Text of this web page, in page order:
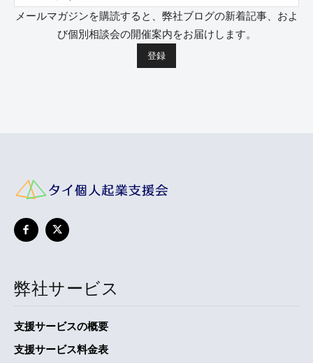
メールマガジンを購読すると、弊社ブログの新着記事、およ
び個別相談会の開催案内をお届けします。
弊社サービス
支援サービスの概要
支援サービス料金表